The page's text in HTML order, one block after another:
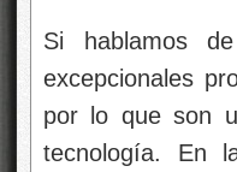
Si hablamos
excepcionales
por lo que son
tecnología. En